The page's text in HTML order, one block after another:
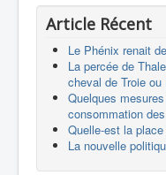
Europespace
Drones
Article Récent
Le Phénix renait
La percée de
cheval de Troie
Quelques
consommation
Quelle-est la
La nouvelle